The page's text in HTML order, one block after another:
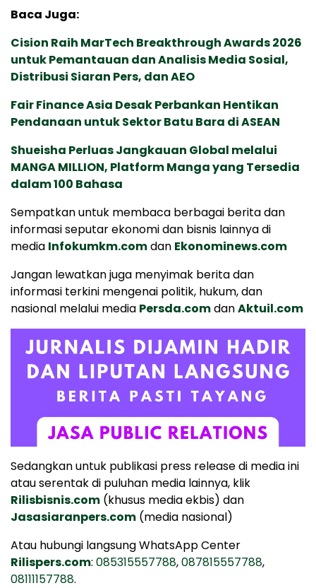
Baca Juga:
Cision Raih MarTech Breakthrough Awards 2026
untuk Pemantauan dan Analisis Media Sosial,
Distribusi Siaran Pers, dan AEO
Fair Finance Asia Desak Perbankan Hentikan
Pendanaan untuk Sektor Batu Bara di ASEAN
Shueisha Perluas Jangkauan Global melalui
MANGA MILLION, Platform Manga yang Tersedia
dalam 100 Bahasa
Sempatkan untuk membaca berbagai berita dan
informasi seputar ekonomi dan bisnis lainnya di
media Infokumkm.comdan Ekonominews.com
Jangan lewatkan juga menyimak berita dan
informasi terkini mengenai politik, hukum, dan
nasional melalui media Persda.comdanAktuil.com
Sedangkan untuk publikasi press release di media ini
atau serentak di puluhan media lainnya, klik
Rilisbisnis.com (khusus media ekbis) dan
Jasasiaranpers.com (media nasional)
Atau hubungi langsung WhatsApp Center
Rilispers.com: 085315557788,087815557788,
08111157788.